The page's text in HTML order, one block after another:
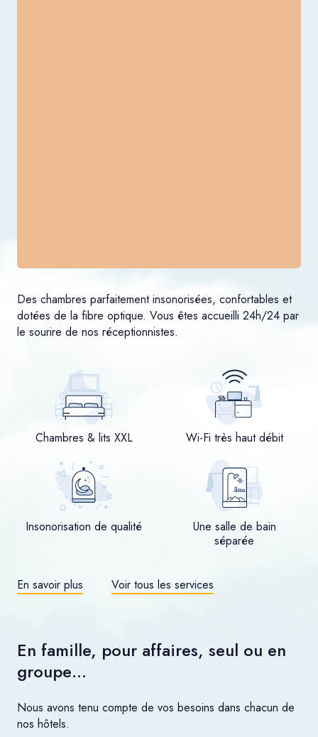
Des chambres parfaitement insonorisées, confortables et
dotées de la fibre optique. Vous êtes accueilli 24h/24 par
le sourire de nos réceptionnistes.
Chambres & lits XXL Wi-Fi très haut débit
Insonorisation de qualité
Une salle de bain
séparée
En savoir plus Voir tous les services
En famille, pour affaires, seul ou en
groupe…
Nous avons tenu compte de vos besoins dans chacun de
nos hôtels.